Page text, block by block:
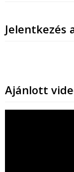
Jelentkezés
Ajánlott